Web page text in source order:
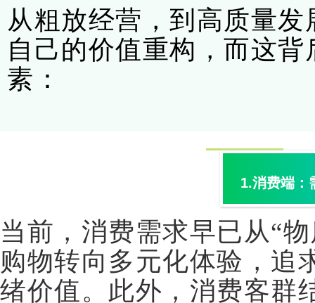
从粗放经营，到高质量
自己的价值重构，而这
素：
1.消费端：
当前，消费需求早已从“
购物转向多元化体验，追
绪价值。此外，消费客群